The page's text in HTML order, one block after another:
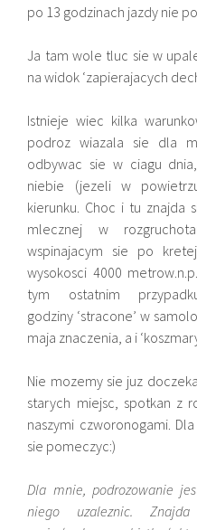
po 13 godzinach jazdy nie
Ja tam wole tluc sie w
na widok ‘zapierajacych
Istnieje wiec kilka
podroz wiazala sie dla
odbywac sie w ciagu
niebie (jezeli w
kierunku. Choc i tu znajda
mlecznej w
wspinajacym sie po
wysokosci 4000
tym ostatnim
godziny ‘stracone’ w
maja znaczenia, a i
Nie mozemy sie juz
starych miejsc, spotkan z
naszymi czworonogami.
sie pomeczyc:)
Dla mnie, podrozowanie
niego uzaleznic.